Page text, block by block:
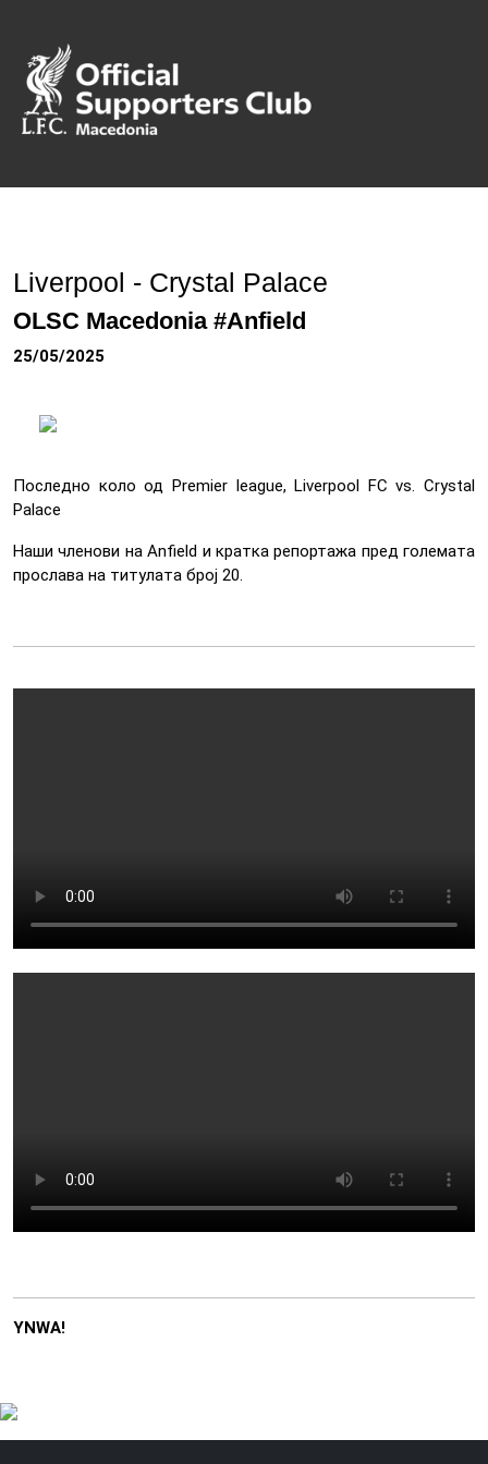
Liverpool - Crystal Palace
OLSC Macedonia #Anfield
25/05/2025
Последно коло од Premier league, Liverpool FC vs. Crystal
Palace
Наши членови на Anfield и кратка репортажа пред големата
прослава на титулата број 20.
YNWA!